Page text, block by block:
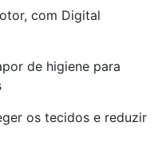
com Digital
de higiene para
os tecidos e reduzir